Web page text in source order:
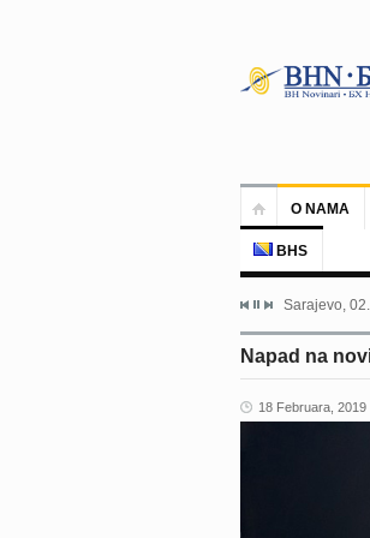
O NAMA
BHS
Sarajevo,
Napad na
18 Februara, 2019